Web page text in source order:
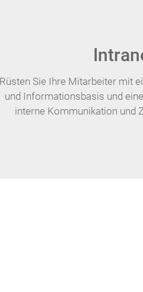
Rüsten Sie Ihre Mitarbeiter mit
und Informationsbasis und
interne Kommunikation und